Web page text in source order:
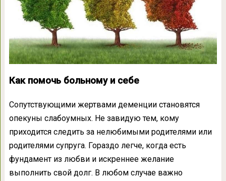
Как помочь больному и себе
Сопутствующими жертвами деменции становятся
опекуны слабоумных. Не завидую тем, кому
приходится следить за нелюбимыми родителями или
родителями супруга. Гораздо легче, когда есть
фундамент из любви и искреннее желание
выполнить свой долг. В любом случае важно